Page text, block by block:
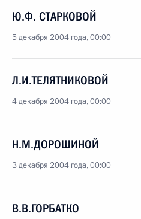
Ю.Ф. СТАРКОВОЙ
5 декабря 2004 года, 00:00
Л.И.ТЕЛЯТНИКОВОЙ
4 декабря 2004 года, 00:00
Н.М.ДОРОШИНОЙ
3 декабря 2004 года, 00:00
В.В.ГОРБАТКО